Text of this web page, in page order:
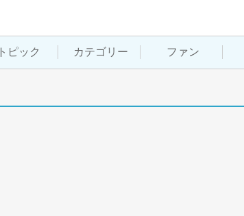
トピック カテゴリー ファン